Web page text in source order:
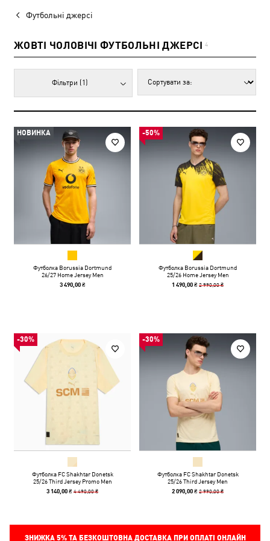
Футбольні джерсі
ЖОВТІ ЧОЛОВІЧІ ФУТБОЛЬНІ ДЖЕРСІ 4
Фільтри (1)
НОВИНКА
Футболка Borussia Dortmund
26/27 Home Jersey Men
3 490,00 ₴
-50%
Футболка Borussia Dortmund
25/26 Home Jersey Men
1 490,00 ₴2 990,00 ₴
-30%
Футболка FC Shakhtar Donetsk
25/26 Third Jersey Promo Men
3 140,00 ₴4 490,00 ₴
-30%
Футболка FC Shakhtar Donetsk
25/26 Third Jersey Men
2 090,00 ₴2 990,00 ₴
ЗНИЖКА 5%ТА БЕЗКОШТОВНА ДОСТАВКА ПРИ ОПЛАТІ ОНЛАЙН